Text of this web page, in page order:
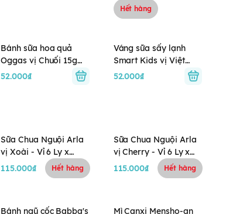
Hết hàng
Bánh sữa hoa quả
Oggas vị Chuối 15g
(6M+)
52.000₫
Váng sữa sấy lạnh
Smart Kids vị Việt
Quất 18g ( 8M+)
52.000₫
Sữa Chua Nguội Arla
vị Xoài - Vỉ 6 Ly x
100g (1Y+)
115.000₫ Hết hàng
Sữa Chua Nguội Arla
vị Cherry - Vỉ 6 Ly x
100g (1Y+)
115.000₫ Hết hàng
Bánh ngũ cốc Babba's
Mì Canxi Mensho-an